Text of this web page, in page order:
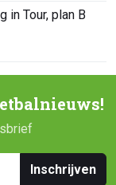
in Tour, plan B
Inschrijven